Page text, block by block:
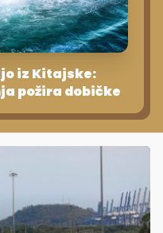
iz Kitajske:
požira dobičke